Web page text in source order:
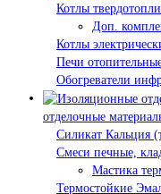
Котлы
Доп.
Котлы
Печи
Обогреватели
отделочные
Силикат Кальция
Смеси печные,
Мастика
Термостойкие